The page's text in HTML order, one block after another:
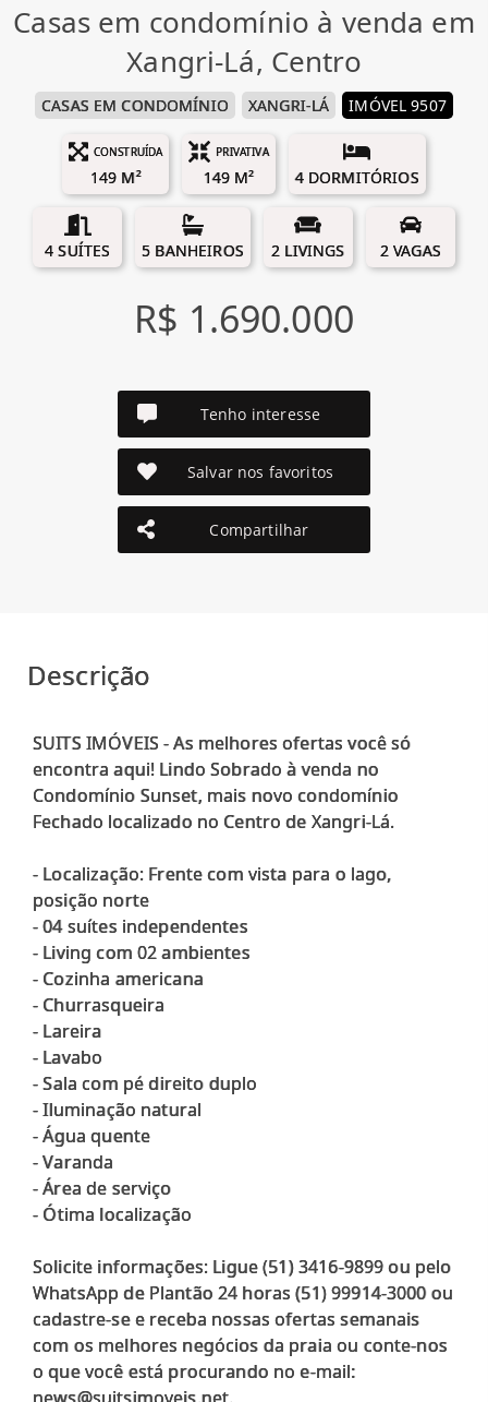
Casas em condomínio à venda em
Xangri-Lá, Centro
CASAS EM CONDOMÍNIO XANGRI-LÁ IMÓVEL 9507
CONSTRUÍDA
149 M²
PRIVATIVA
149 M² 4 DORMITÓRIOS
4 SUÍTES 5 BANHEIROS 2 LIVINGS 2 VAGAS
R$ 1.690.000
Tenho interesse
Salvar nos favoritos
Compartilhar
Descrição
SUITS IMÓVEIS - As melhores ofertas você só
encontra aqui! Lindo Sobrado à venda no
Condomínio Sunset, mais novo condomínio
Fechado localizado no Centro de Xangri-Lá.
- Localização: Frente com vista para o lago,
posição norte
- 04 suítes independentes
- Living com 02 ambientes
- Cozinha americana
- Churrasqueira
- ⁠Lareira
- Lavabo
- ⁠Sala com ⁠pé direito duplo
- ⁠Iluminação natural
- ⁠Água quente
- Varanda
- Área de serviço
- ⁠Ótima localização
Solicite informações: Ligue (51) 3416-9899 ou pelo
WhatsApp de Plantão 24 horas (51) 99914-3000 ou
cadastre-se e receba nossas ofertas semanais
com os melhores negócios da praia ou conte-nos
o que você está procurando no e-mail: